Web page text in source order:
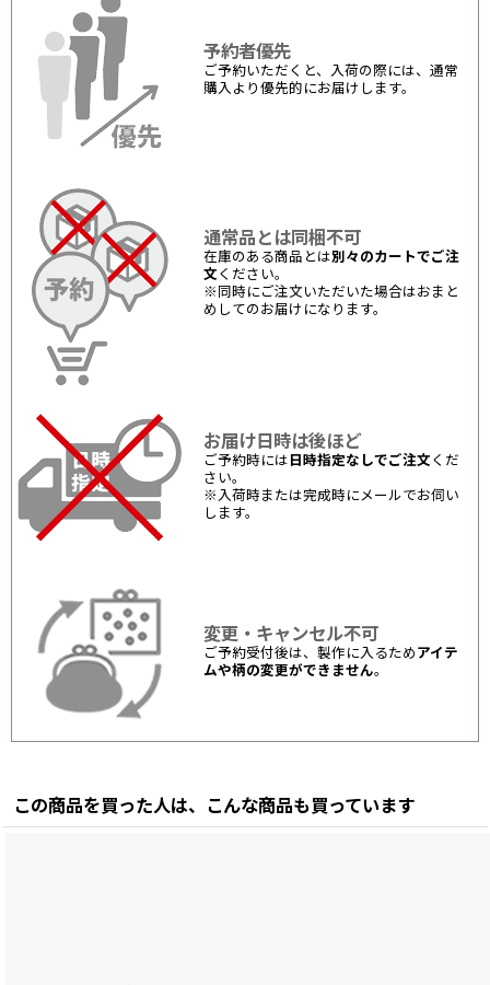
予約者優先
ご予約いただくと、入荷の際には、通常
購入より優先的にお届けします。
通常品とは同梱不可
在庫のある商品とは別々のカートでご注
文 ください。
※同時にご注文いただいた場合はおまと
めしてのお届けになります。
お届け日時は後ほど
ご予約時には 日時指定なしでご注文 くだ
さい。
※入荷時または完成時にメールでお伺い
します。
変更・キャンセル不可
ご予約受付後は、製作に入るため アイテ
ムや柄の変更ができません。
この商品を買った人は、こんな商品も買っています